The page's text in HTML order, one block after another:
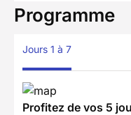
Programme
Jours 1 à 7
Profitez de vos 5